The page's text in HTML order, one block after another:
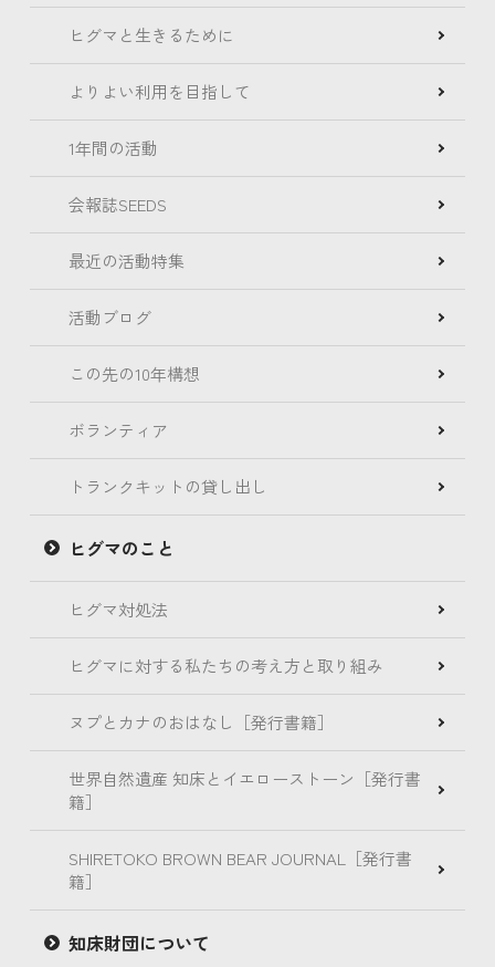
ヒグマと生きるために
よりよい利用を目指して
1年間の活動
会報誌SEEDS
最近の活動特集
活動ブログ
この先の10年構想
ボランティア
トランクキットの貸し出し
ヒグマのこと
ヒグマ対処法
ヒグマに対する私たちの考え方と取り組み
ヌプとカナのおはなし［発行書籍］
世界自然遺産 知床とイエローストーン［発行書
籍］
SHIRETOKO BROWN BEAR JOURNAL［発行書
籍］
知床財団について